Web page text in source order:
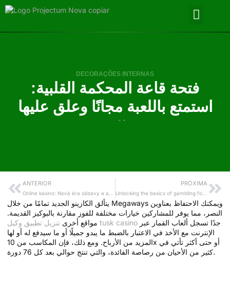
DECORAÇÕES INTERNAS
فتحة قاعة المحكمة القلبية:
استمتع باللعبة مجانًا وعلق عليها
- -
ANTERIOR PRÓXIMA
Unlocking the basics of gambling for new players
يتألق الكازينو الجديد تمامًا من خلال Megaways ويمكنك الاحتفاظ بعناوين
النصر، مما يوفر للمشاركين خيارات مختلفة للفوز مقارنة بالبوكيز القديمة.
مواقع أخرى تنزيل تطبيق وكيل tusk casino
الإنترنت مع الأخذ في الاعتبار بالضبط ما يبدو جميلًا أو ما سيدفع له أو لها
المزيد من الأرباح.
ومع ذلك، فإن المكاسب من 10x أو حتى أكثر تأتي في
كثير من الأحيان من رصاصة الفائدة، والتي تنتج حوالي بعد كل 76 دورة.